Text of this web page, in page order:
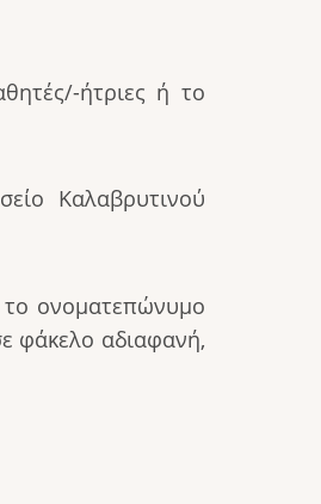
ήτριες ή το
Καλαβρυτινού
το ονοματεπώνυμο
φάκελο αδιαφανή,